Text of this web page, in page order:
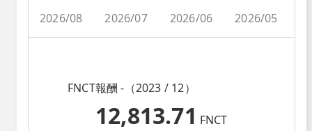
2026/08 2026/07 2026/06 2026/05
FNCT報酬 -（2023 / 12）
12,813.71 FNCT